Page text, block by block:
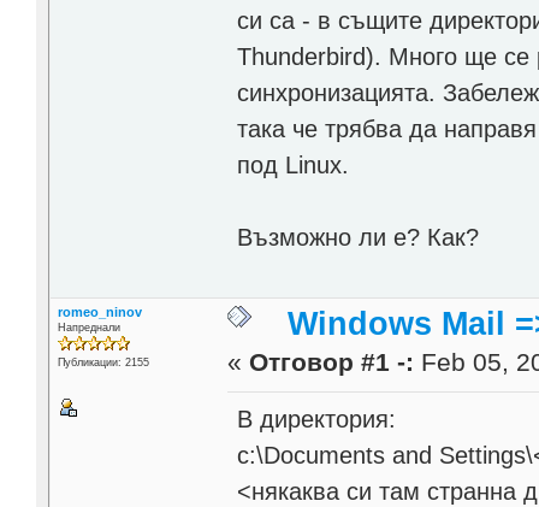
си са - в същите
Thunderbird). Много ще се
синхронизацията.
така че трябва да
под Linux.
Възможно ли е? Как?
romeo_ninov
Напреднали
Публикации: 2155
Windows Mail
« Отговор #1 -: Feb 05,
В директория:
c:\Documents and
<някаква си там странна